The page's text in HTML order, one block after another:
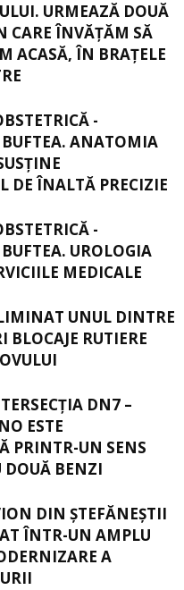
URMEAZĂ DOUĂ
CARE ÎNVĂŢĂM SĂ
ACASĂ, ÎN BRAŢELE
-
ANATOMIA
DE ÎNALTĂ PRECIZIE
-
UROLOGIA
MEDICALE
UNUL DINTRE
BLOCAJE RUTIERE
DN7 –
ESTE
PRINTR-UN SENS
DOUĂ BENZI
DIN ŞTEFĂNEŞTII
ÎNTR-UN AMPLU
A